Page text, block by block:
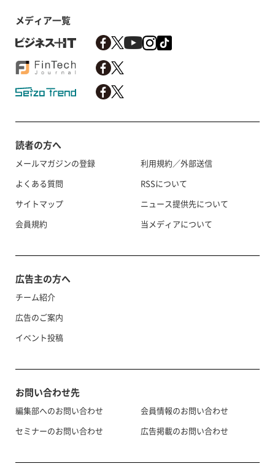
メディア一覧
読者の方へ
メールマガジンの登録
よくある質問
サイトマップ
会員規約
利用規約／外部送信
RSSについて
ニュース提供先について
当メディアについて
広告主の方へ
チーム紹介
広告のご案内
イベント投稿
お問い合わせ先
編集部へのお問い合わせ
セミナーのお問い合わせ
会員情報のお問い合わせ
広告掲載のお問い合わせ